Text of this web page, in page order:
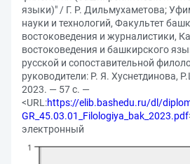
языки)" / Г. Р. Дильмухаметова;
науки и технологий, Факультет
востоковедения и журналистики,
востоковедения и башкирского
русской и сопоставительной
руководители: Р. Я. Хуснетдинова,
2023. — 57 с. —
<URL:https://elib.bashedu.ru/dl/
GR_45.03.01_Filologiya_bak_2023.pdf
электронный